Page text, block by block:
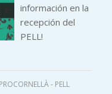
información en la
recepción del
PELL!
- PELL